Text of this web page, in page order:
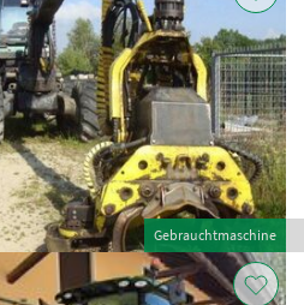
Gebrauchtmaschine